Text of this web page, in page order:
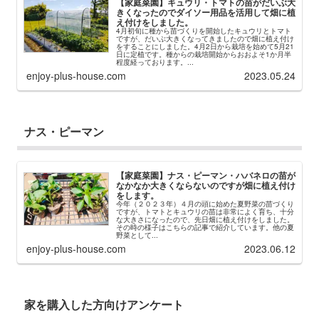
きくなったのでダイソー用品を活用して畑に植
え付けをしました。
4月初旬に種から苗づくりを開始したキュウリとトマト
ですが、だいぶ大きくなってきましたので畑に植え付け
をすることにしました。4月2日から栽培を始めて5月21
日に定植です。種からの栽培開始からおおよそ1か月半
程度経っております。...
enjoy-plus-house.com 2023.05.24
ナス・ピーマン
【家庭菜園】ナス・ピーマン・ハバネロの苗が
なかなか大きくならないのですが畑に植え付け
をします。
今年（２０２３年）４月の頭に始めた夏野菜の苗づくり
ですが、トマトとキュウリの苗は非常によく育ち、十分
な大きさになったので、先日畑に植え付けをしました。
その時の様子はこちらの記事で紹介しています。他の夏
野菜として...
enjoy-plus-house.com 2023.06.12
家を購入した方向けアンケート